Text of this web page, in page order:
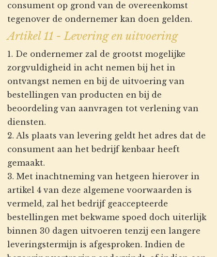
consument op grond van de overeenkomst
tegenover de ondernemer kan doen gelden.
Artikel 11 - Levering en uitvoering
1. De ondernemer zal de grootst mogelijke
zorgvuldigheid in acht nemen bij het in
ontvangst nemen en bij de uitvoering van
bestellingen van producten en bij de
beoordeling van aanvragen tot verlening van
diensten.
2. Als plaats van levering geldt het adres dat de
consument aan het bedrijf kenbaar heeft
gemaakt.
3. Met inachtneming van hetgeen hierover in
artikel 4 van deze algemene voorwaarden is
vermeld, zal het bedrijf geaccepteerde
bestellingen met bekwame spoed doch uiterlijk
binnen 30 dagen uitvoeren tenzij een langere
leveringstermijn is afgesproken. Indien de